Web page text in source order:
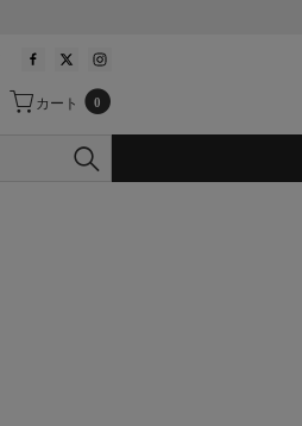
カート 0